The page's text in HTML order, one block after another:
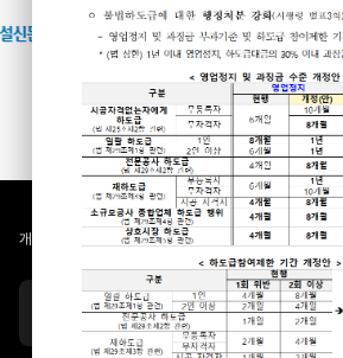
개인정보처리방침 찾아오시는 길
중앙회 바로가기
시·도회 홈페이지